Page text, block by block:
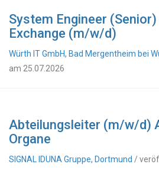
System Engineer
Exchange (m/w/d)
Würth IT GmbH, Bad Mergentheim bei
am 25.07.2026
Abteilungsleiter (m/w/d)
Organe
SIGNAL IDUNA Gruppe, Dortmund /